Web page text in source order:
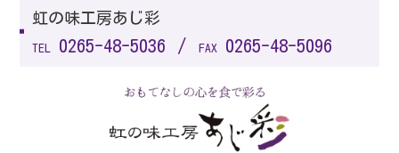
虹の味工房あじ彩
TEL 0265-48-5036 FAX 0265-48-5096